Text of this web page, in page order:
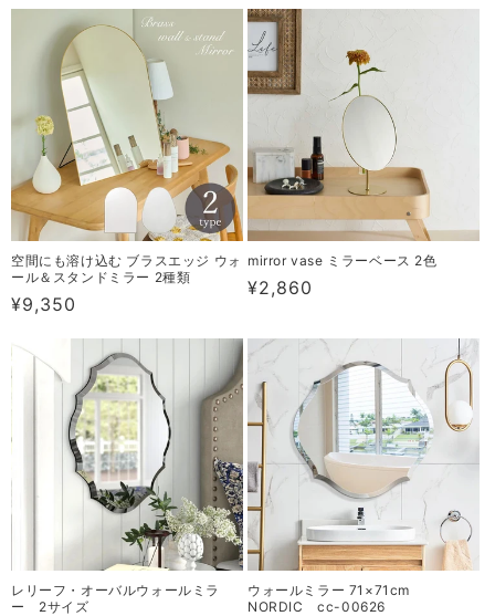
価
格
空間にも溶け込む ブラスエッジ ウォ
ール＆スタンドミラー 2種類
通
価
格
¥9,350
mirror vase ミラーベース 2色
通
価
格
¥2,860
レリーフ・オーバルウォールミラ
ー 2サイズ
ウォールミラー 71×71cm
NORDIC cc-00626